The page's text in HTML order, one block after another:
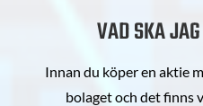
VAD SKA
Innan du köper en aktie
bolaget och det finns